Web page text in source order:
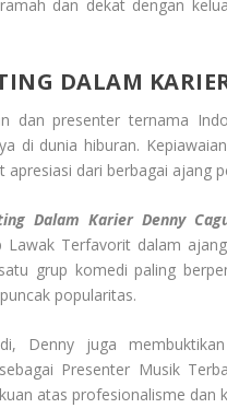
dan dekat dengan
DALAM
dan presenter ternama
di dunia hiburan.
dari berbagai ajang
Dalam Karier Denny
Terfavorit dalam
grup komedi paling
popularitas.
Denny juga
Presenter Musik
atas profesionalisme dan